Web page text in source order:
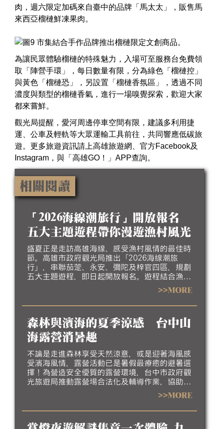
肉，週六限定加碼來自臺中的品牌「馬太太」，販售馬
來西亞榴槤鮮凍果肉。
為讓民眾體驗榴槤的特殊魅力，入場可至服務台免費領
取「陣營手環」，每日數量有限，分為綠色「榴槤控」
與黃色「榴槤恐」，另設置「榴槤香氛區」，透過不同
濃度與類型的榴槤香氣，進行一場嗅覺探索，歡迎大家
都來嘗鮮。
觀光局提醒，愛河周邊停車空間有限，建議多利用捷
運、公車及輕軌等大眾運輸工具前往，共同響應低碳旅
遊。更多旅遊資訊請上高雄旅遊網 官方Facebook及
Instagram ，與 「高雄GO！」APP查詢。
相關閱讀
「2026海線潮旅行」開放報名
五大主題遊程帶你漫遊漁村風光
盛夏正是走訪高雄海線、感受漁村風情的最佳時
節。高雄市政府觀光局推出「2026海線潮旅
行」，串聯茄萣、永安、彌陀及梓官四區，規劃
五大主題遊程，即日起開放報名。遊程結合漁村
聚落、生態景觀、地方工藝、特色美食及互動體
驗，帶領民眾深入探索北高雄海線豐富的自然生
態、人文底蘊與漁村產業特色，歡迎大家相約來
受最道地的漁村魅力。
>>MORE
森林與濱海的夏季涼感 台中山
海露營消暑趣
不論是走進森林享受天然涼意，或是迎著海風感
受濱海風情，露營活動已是暑假最療癒的避暑選
擇！為營造安全優質的露營環境，台中市政府觀
光旅遊局推動露營場合法化及輔導作業，協助業
者完善場地設施、強化安全管理並提升服務品
質，邀請民眾今夏走進台中，體驗山海露營的悠
閒與美好。
>>MORE